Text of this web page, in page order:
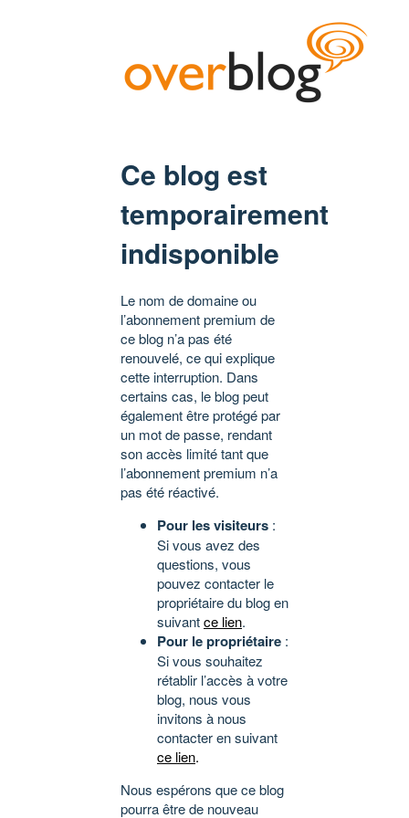
Ce blog est
temporairement
indisponible
Le nom de domaine ou
l’abonnement premium de
ce blog n’a pas été
renouvelé, ce qui explique
cette interruption. Dans
certains cas, le blog peut
également être protégé par
un mot de passe, rendant
son accès limité tant que
l’abonnement premium n’a
pas été réactivé.
Pour les visiteurs :
Si vous avez des
questions, vous
pouvez contacter le
propriétaire du blog en
suivantce lien.
Pour le propriétaire :
Si vous souhaitez
rétablir l’accès à votre
blog, nous vous
invitons à nous
contacter en suivant
ce lien.
Nous espérons que ce blog
pourra être de nouveau